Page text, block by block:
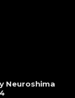
Neuroshima